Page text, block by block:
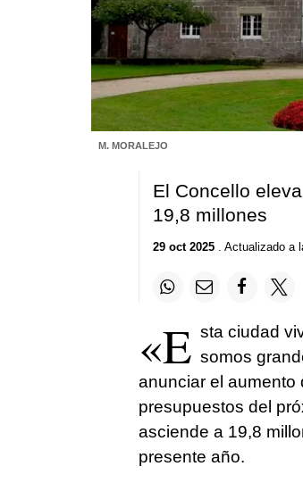
M. MORALEJO
El Concello
19,8 millones
29 oct 2025. Actualizado a
«E sta ciudad
somos
anunciar el aumento
presupuestos del
asciende a 19,8
presente año.